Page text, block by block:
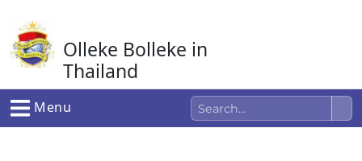
naar
de
inhoud
Olleke Bolleke in
Thailand
In Thailand
Menu